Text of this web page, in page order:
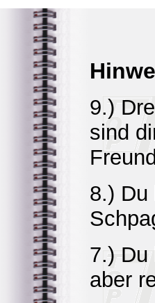
9.)
sind
8.) Du
7.) Du
aber